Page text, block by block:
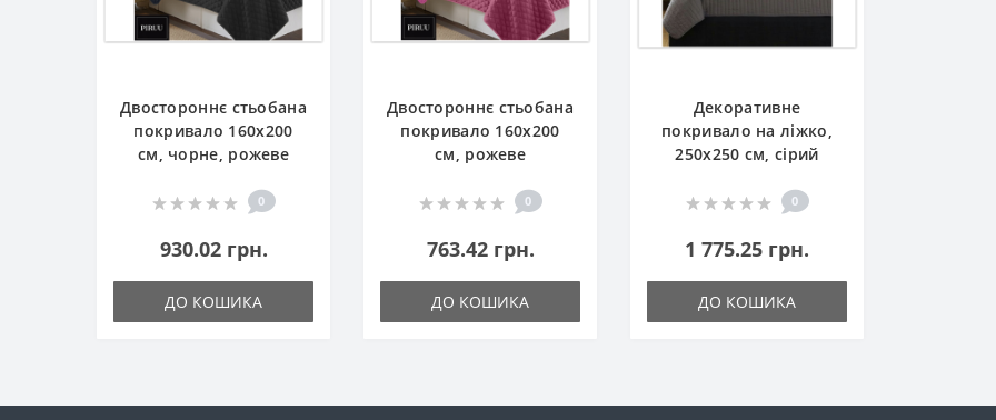
Двостороннє стьобана
покривало 160x200
см, чорне, рожеве
0
930.02 грн.
ДО КОШИКА
Двостороннє стьобана
покривало 160x200
см, рожеве
0
763.42 грн.
ДО КОШИКА
Декоративне
покривало на ліжко,
250x250 см, сірий
0
1 775.25 грн.
ДО КОШИКА